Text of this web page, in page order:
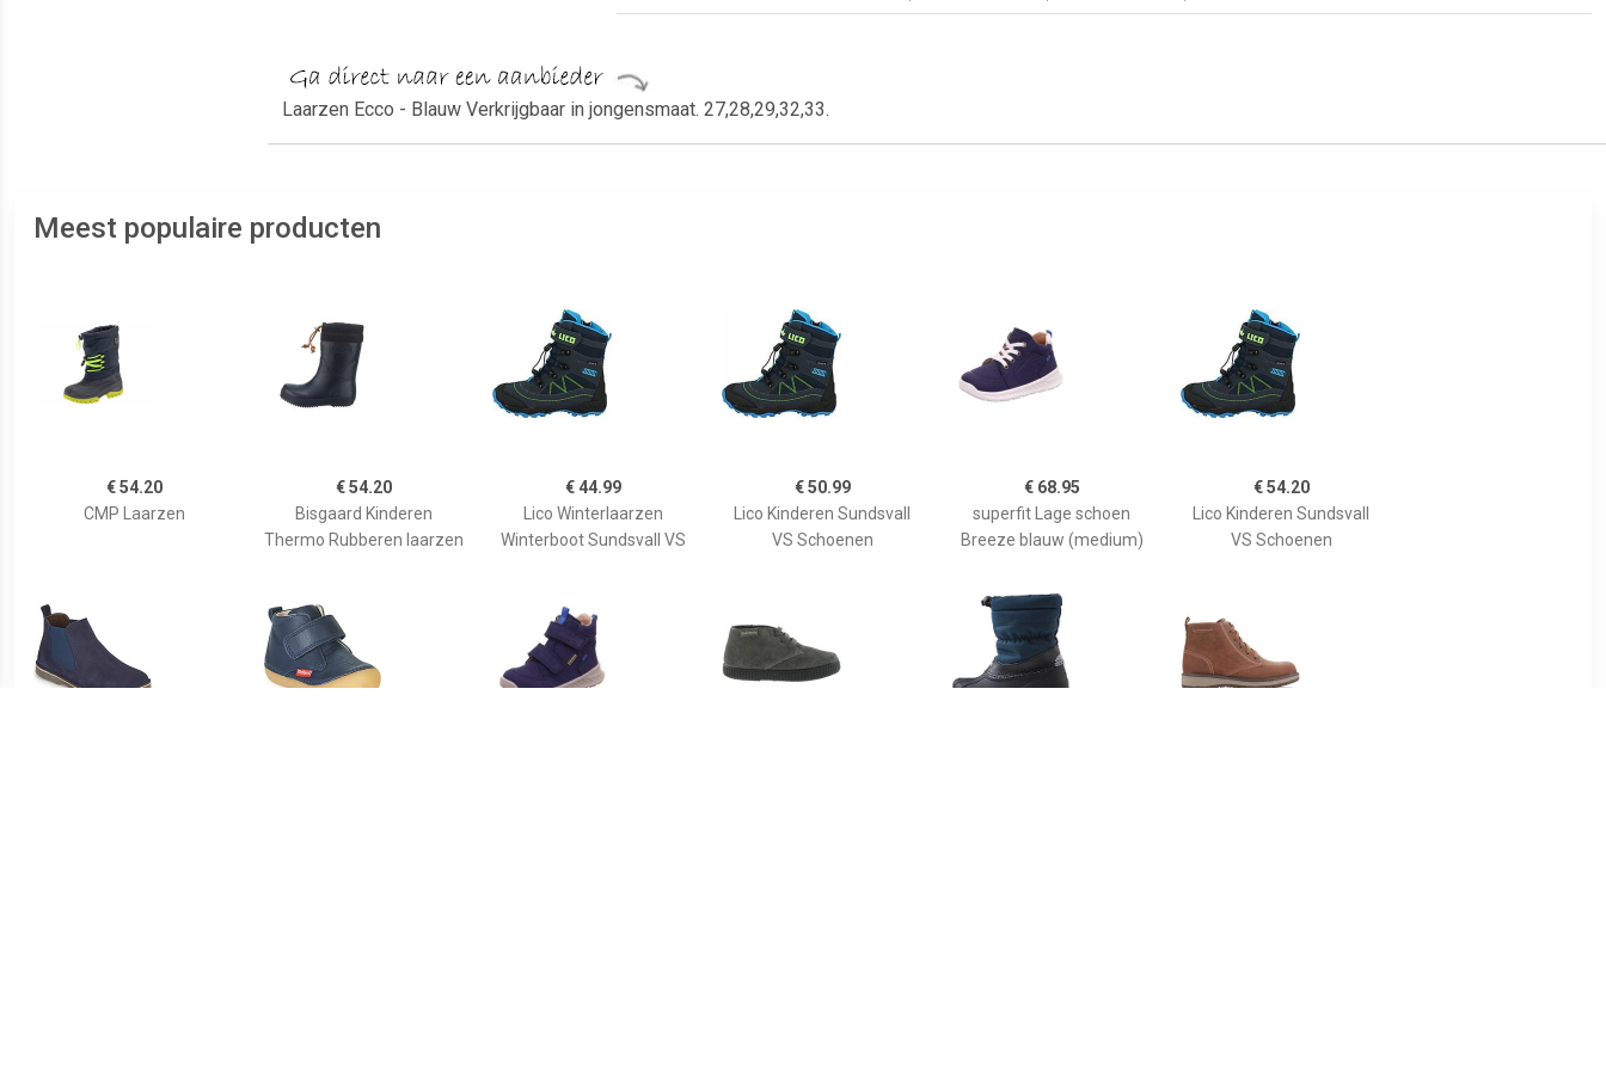
Laarzen Ecco - Blauw Verkrijgbaar in jongensmaat. 27,28,29,32,33.
Meest populaire producten
€ 54.20
CMP Laarzen
€ 54.20
Bisgaard Kinderen
Thermo Rubberen laarzen
€ 44.99
Lico Winterlaarzen
Winterboot Sundsvall VS
€ 50.99
Lico Kinderen Sundsvall
VS Schoenen
€ 68.95
superfit Lage schoen
Breeze blauw (medium)
€ 54.20
Lico Kinderen Sundsvall
VS Schoenen